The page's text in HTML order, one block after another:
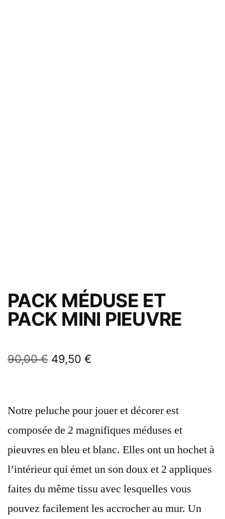
PACK MÉDUSE ET
PACK MINI PIEUVRE
90,00€ 49,50 €
Notre peluche pour jouer et décorer est
composée de 2 magnifiques méduses et
pieuvres en bleu et blanc. Elles ont un hochet à
l’intérieur qui émet un son doux et 2 appliques
faites du même tissu avec lesquelles vous
pouvez facilement les accrocher au mur. Un